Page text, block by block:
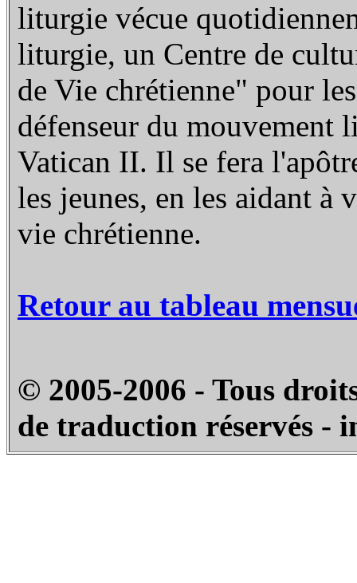
liturgie vécue
liturgie, un Centre de
de Vie chrétienne" pour
défenseur du mouvement
Vatican II. Il se fera
les jeunes, en les aidant à
vie chrétienne.
Retour au tableau
© 2005-2006 - Tous
de traduction réservés -